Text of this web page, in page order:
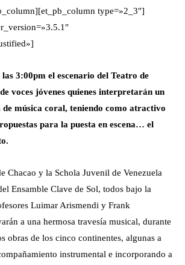
type=»2_3″]
3:00pm el escenario del Teatro de
voces jóvenes quienes interpretarán un
música coral, teniendo como atractivo
para la puesta en escena… el
Chacao y la Schola Juvenil de Venezuela
Ensamble Clave de Sol, todos bajo la
Luimar Arismendi y Frank
a una hermosa travesía musical, durante
obras de los cinco continentes, algunas a
instrumental e incorporando a